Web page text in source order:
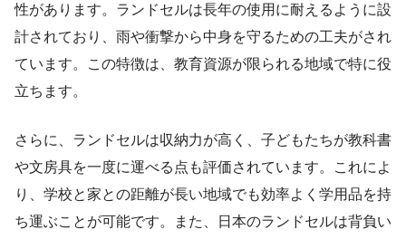
性があります。ランドセルは長年の使用に耐えるように設
計されており、雨や衝撃から中身を守るための工夫がされ
ています。この特徴は、教育資源が限られる地域で特に役
立ちます。
さらに、ランドセルは収納力が高く、子どもたちが教科書
や文房具を一度に運べる点も評価されています。これによ
り、学校と家との距離が長い地域でも効率よく学用品を持
ち運ぶことが可能です。また、日本のランドセルは背負い